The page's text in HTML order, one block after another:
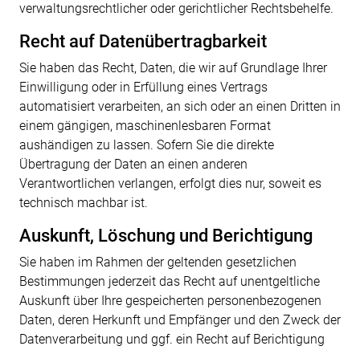
verwaltungsrechtlicher oder gerichtlicher Rechtsbehelfe.
Recht auf Daten­übertrag­barkeit
Sie haben das Recht, Daten, die wir auf Grundlage Ihrer
Einwilligung oder in Erfüllung eines Vertrags
automatisiert verarbeiten, an sich oder an einen Dritten in
einem gängigen, maschinenlesbaren Format
aushändigen zu lassen. Sofern Sie die direkte
Übertragung der Daten an einen anderen
Verantwortlichen verlangen, erfolgt dies nur, soweit es
technisch machbar ist.
Auskunft, Löschung und Berichtigung
Sie haben im Rahmen der geltenden gesetzlichen
Bestimmungen jederzeit das Recht auf unentgeltliche
Auskunft über Ihre gespeicherten personenbezogenen
Daten, deren Herkunft und Empfänger und den Zweck der
Datenverarbeitung und ggf. ein Recht auf Berichtigung